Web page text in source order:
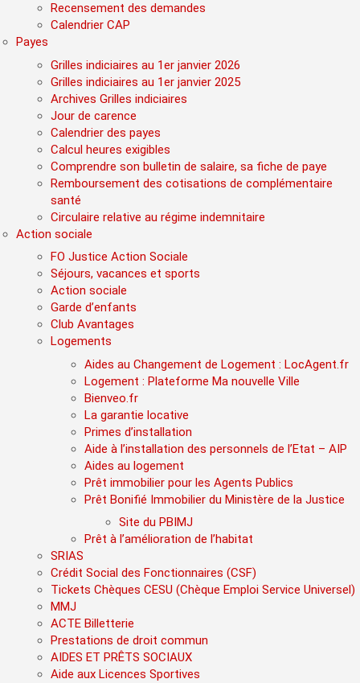
Recensement des demandes
Calendrier CAP
Payes
Grilles indiciaires au 1er janvier 2026
Grilles indiciaires au 1er janvier 2025
Archives Grilles indiciaires
Jour de carence
Calendrier des payes
Calcul heures exigibles
Comprendre son bulletin de salaire, sa fiche de paye
Remboursement des cotisations de complémentaire
santé
Circulaire relative au régime indemnitaire
Action sociale
FO Justice Action Sociale
Séjours, vacances et sports
Action sociale
Garde d’enfants
Club Avantages
Logements
Aides au Changement de Logement : LocAgent.fr
Logement : Plateforme Ma nouvelle Ville
Bienveo.fr
La garantie locative
Primes d’installation
Aide à l’installation des personnels de l’Etat – AIP
Aides au logement
Prêt immobilier pour les Agents Publics
Prêt Bonifié Immobilier du Ministère de la Justice
Site du PBIMJ
Prêt à l’amélioration de l’habitat
SRIAS
Crédit Social des Fonctionnaires (CSF)
Tickets Chèques CESU (Chèque Emploi Service Universel)
MMJ
ACTE Billetterie
Prestations de droit commun
AIDES ET PRÊTS SOCIAUX
Aide aux Licences Sportives